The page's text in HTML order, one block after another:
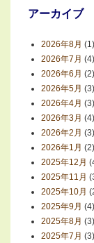
アーカイブ
2026年8月 (1)
2026年7月 (4)
2026年6月 (2)
2026年5月 (3)
2026年4月 (3)
2026年3月 (4)
2026年2月 (3)
2026年1月 (2)
2025年12月
2025年11月
2025年10月
2025年9月 (4)
2025年8月 (3)
2025年7月 (3)